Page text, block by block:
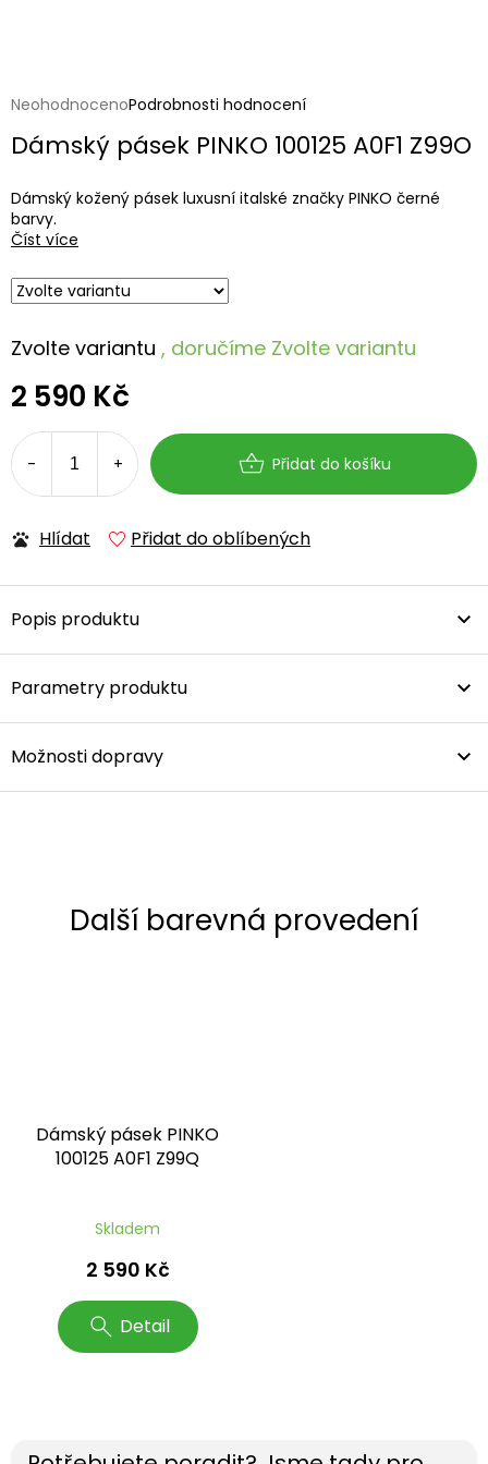
2 590 Kč
cena:
Zvolte variantu , doručíme Zvolte variantu
Přidat do košíku
Dámský kožený pásek luxusní italské značky PINKO černé
barvy.
Číst více
Hlídat Přidat do oblíbených
Průměrné
produktu
0,0
z
5
hvězdiček.
NeohodnocenoPodrobnosti hodnocení
Dámský pásek PINKO 100125 A0F1 Z99O
Popis produktu
Parametry produktu
Možnosti dopravy
Dámský pásek PINKO
100125 A0F1 Z99Q
Skladem
2 590 Kč
Detail